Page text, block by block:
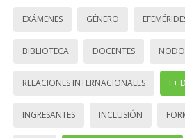
EXÁMENES GÉNERO
BIBLIOTECA DOCENTES
RELACIONES INTERNACIONALES I + D
INGRESANTES INCLUSIÓN